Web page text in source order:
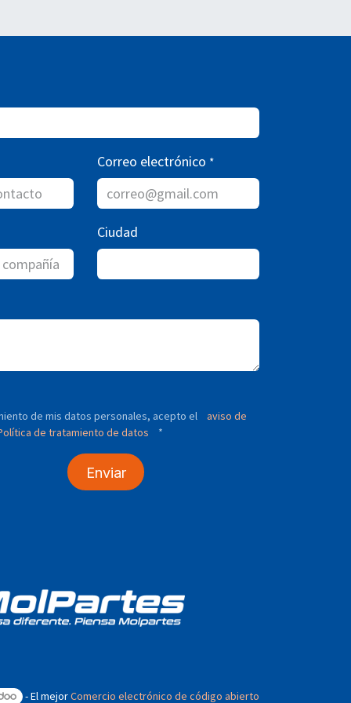
Correo electrónico *
Ciudad
de mis datos personales, acepto el
aviso de
de tratamiento de datos *
Enviar
- El mejorComercio electrónico de código abierto